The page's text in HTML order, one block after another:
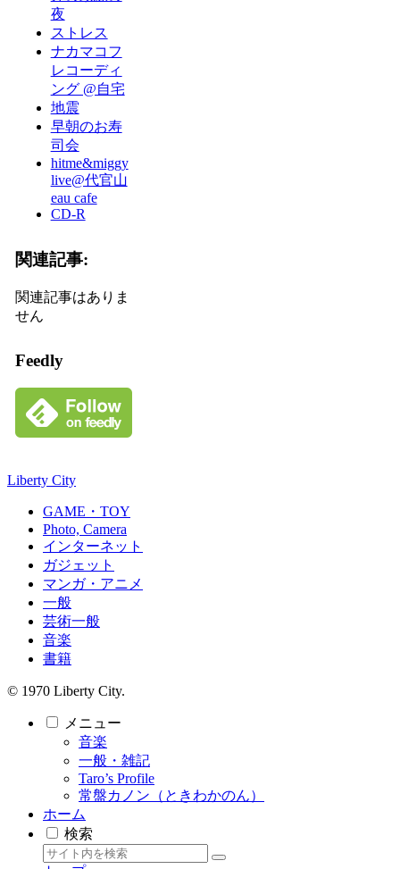
夜
ストレス
ナカマコフ
レコーディ
ング @自宅
地震
早朝のお寿
司会
hitme&miggy
live@代官山
eau cafe
CD-R
関連記事:
関連記事はありま
せん
Feedly
Liberty City
GAME・TOY
Photo, Camera
インターネット
ガジェット
マンガ・アニメ
一般
芸術一般
音楽
書籍
© 1970 Liberty City.
メニュー
音楽
一般・雑記
Taro’s Profile
常盤カノン（ときわかのん）
ホーム
検索